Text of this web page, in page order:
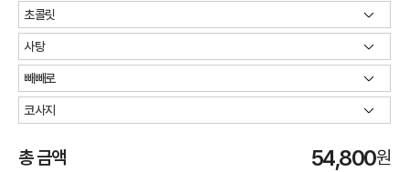
총 금액 54,800원